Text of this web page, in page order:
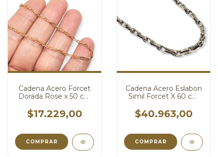
Cadena Acero Forcet
Dorada Rose x 50 cm
$17.229,00
COMPRAR
Cadena Acero Eslabon
Simil Forcet X 60 cm
$40.963,00
COMPRAR